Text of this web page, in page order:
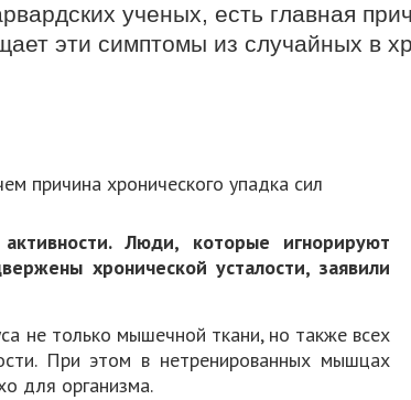
ученых, есть главная
эти симптомы из случайных в
Люди, которые игнорируют
хронической усталости, заявили
не только мышечной ткани, но также всех
При этом в нетренированных мышцах
для организма.